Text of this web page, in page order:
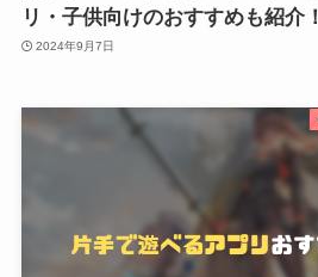
リ・子供向けのおすすめも紹介！
2024年9月7日